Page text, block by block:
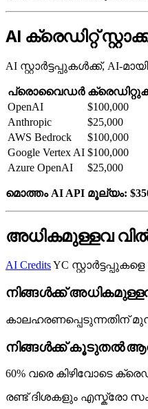
AI ക്രെഡിറ്റ്
AI സ്റ്റാർട്ടപ്പുകൾക്ക്, AI-
പ്രൊവൈഡർ
OpenAI
$100,000
Anthropic
$25,000
AWS Bedrock
$100,000
Google Vertex AI $100,000
Azure OpenAI
$25,000
മൊത്തം AI API മൂല്യം:
അധികമുള്ളവ
AI CreditsYC
നിങ്ങൾക്ക്
കാലഹരണപ്പെടുന്നതിന്
നിങ്ങൾക്ക് കൂടുതൽ
60% വരെ കിഴിവോടെ
രണ്ട് ദിശകളും എസ്ക്രോ